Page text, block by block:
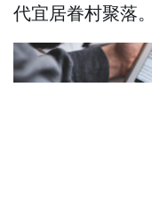
代宜居眷村聚落。